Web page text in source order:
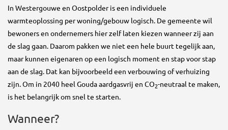
In Westergouwe en Oostpolder is een individuele
warmteoplossing per woning/gebouw logisch. De gemeente wil
bewoners en ondernemers hier zelf laten kiezen wanneer zij aan
de slag gaan. Daarom pakken we niet een hele buurt tegelijk aan,
maar kunnen eigenaren op een logisch moment en stap voor stap
aan de slag. Dat kan bijvoorbeeld een verbouwing of verhuizing
zijn. Om in 2040 heel Gouda aardgasvrij en CO2-neutraal te maken,
is het belangrijk om snel te starten.
Wanneer?